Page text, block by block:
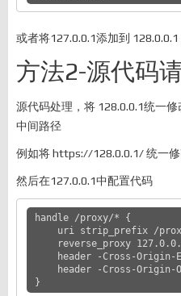
或者将127.0.0.1添加到 128.0.0.1
方法2-源代码
源代码处理，将 128.0.0.1统一
中间路径
例如将 https://128.0.0.1/ 统一
然后在127.0.0.1中配置代码
handle /proxy/* {
}